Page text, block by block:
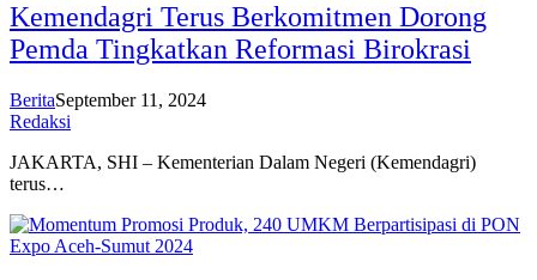
Kemendagri Terus Berkomitmen Dorong
Pemda Tingkatkan Reformasi Birokrasi
BeritaSeptember 11, 2024
Redaksi
JAKARTA, SHI – Kementerian Dalam Negeri (Kemendagri)
terus…